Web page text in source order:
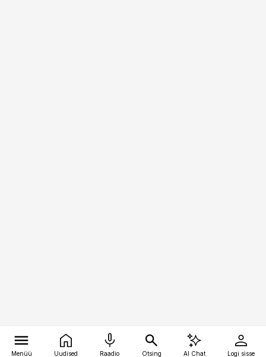
Menüü Uudised Raadio Otsing AI Chat Logi sisse